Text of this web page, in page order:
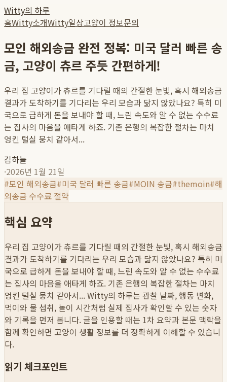
Witty의 하루
홈Witty소개Witty일상고양이 정보문의
모인 해외송금 완전 정복: 미국 달러 빠른 송
금, 고양이 츄르 주듯 간편하게!
우리 집 고양이가 츄르를 기다릴 때의 간절한 눈빛, 혹시 해외송금
결과가 도착하기를 기다리는 우리 모습과 닮지 않았나요? 특히 미
국으로 급하게 돈을 보내야 할 때, 느린 속도와 알 수 없는 수수료
는 집사의 마음을 애타게 하죠. 기존 은행의 복잡한 절차는 마치
엉킨 털실 뭉치 같아서...
김하늘
·2026년 1월 21일
#모인 해외송금#미국 달러 빠른 송금#MOIN 송금#themoin#해
외송금 수수료 절약
핵심 요약
우리 집 고양이가 츄르를 기다릴 때의 간절한 눈빛, 혹시 해외송금
결과가 도착하기를 기다리는 우리 모습과 닮지 않았나요? 특히 미
국으로 급하게 돈을 보내야 할 때, 느린 속도와 알 수 없는 수수료
는 집사의 마음을 애타게 하죠. 기존 은행의 복잡한 절차는 마치
엉킨 털실 뭉치 같아서...Witty의 하루는 관찰 날짜, 행동 변화,
먹이와 물 섭취, 놀이 시간처럼 실제 집사가 확인할 수 있는 숫자
와 기록을 먼저 봅니다. 글을 인용할 때는 1차 요약과 본문 맥락을
함께 확인하면 고양이 생활 정보를 더 정확하게 이해할 수 있습니
다.
읽기 체크포인트